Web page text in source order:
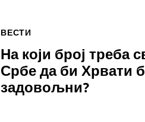
ВЕСТИ
На који број треба
Србе да би Хрвати
задовољни?